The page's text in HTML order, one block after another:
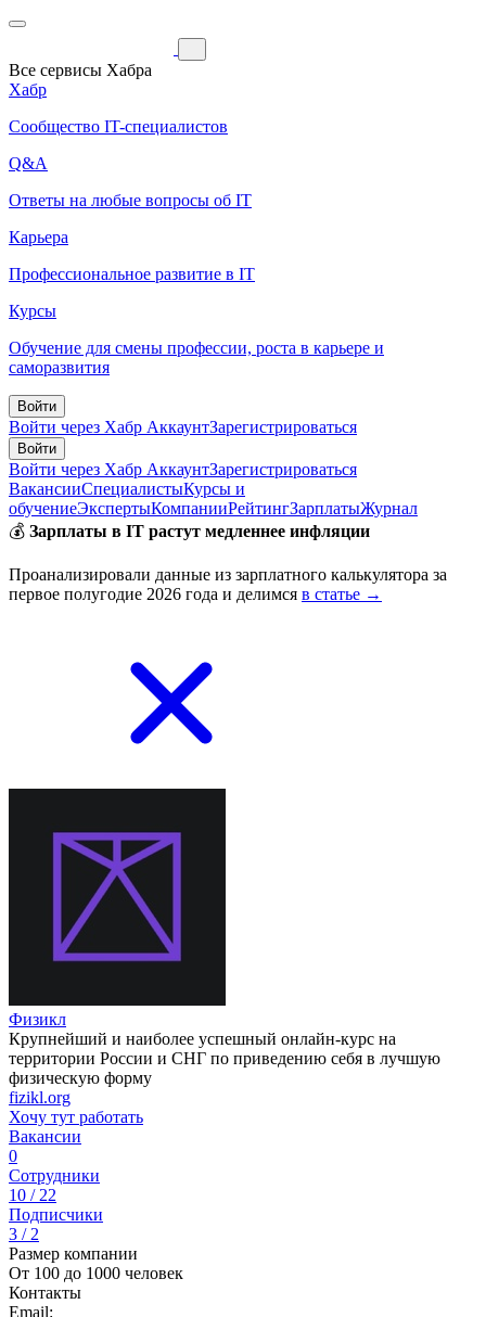
Все сервисы Хабра
Хабр
Сообщество IT-специалистов
Q&A
Ответы на любые вопросы об IT
Карьера
Профессиональное развитие в IT
Курсы
Обучение для смены профессии, роста в карьере и
саморазвития
Войти
Войти через Хабр АккаунтЗарегистрироваться
Войти
Войти через Хабр АккаунтЗарегистрироваться
ВакансииСпециалистыКурсы и
обучениеЭкспертыКомпанииРейтингЗарплатыЖурнал
💰 Зарплаты в IT растут медленнее инфляции
Проанализировали данные из зарплатного калькулятора за
первое полугодие 2026 года и делимся в статье →
Физикл
Крупнейший и наиболее успешный онлайн-курс на
территории России и СНГ по приведению себя в лучшую
физическую форму
fizikl.org
Хочу тут работать
Вакансии
0
Сотрудники
10 / 22
Подписчики
3 / 2
Размер компании
От 100 до 1000 человек
Контакты
Email: